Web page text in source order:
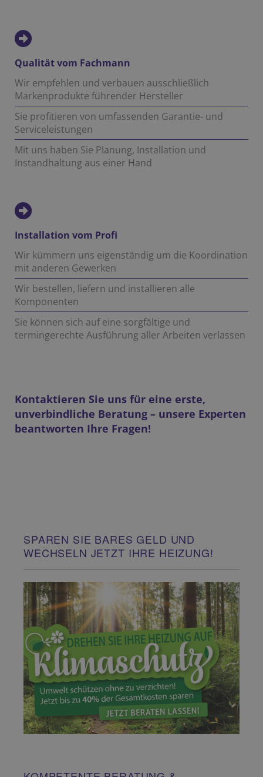
Qualität vom Fachmann
Wir empfehlen und verbauen ausschließlich
Markenprodukte führender Hersteller
Sie profitieren von umfassenden Garantie- und
Serviceleistungen
Mit uns haben Sie Planung, Installation und
Instandhaltung aus einer Hand
Installation vom Profi
Wir kümmern uns eigenständig um die Koordination
mit anderen Gewerken
Wir bestellen, liefern und installieren alle
Komponenten
Sie können sich auf eine sorgfältige und
termingerechte Ausführung aller Arbeiten verlassen
Kontaktieren Sie uns für eine erste,
unverbindliche Beratung – unsere Experten
beantworten Ihre Fragen!
SPAREN SIE BARES GELD UND
WECHSELN JETZT IHRE HEIZUNG!